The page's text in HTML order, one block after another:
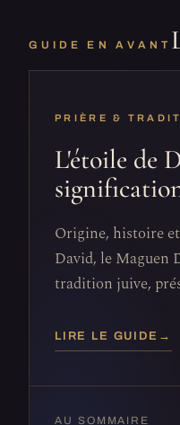
GUIDE EN AVANT
PRIÈRE &
L'étoile de
Origine, histoire
David, le Maguen
tradition juive,
LIRE LE GUIDE →
AU SOMMAIRE